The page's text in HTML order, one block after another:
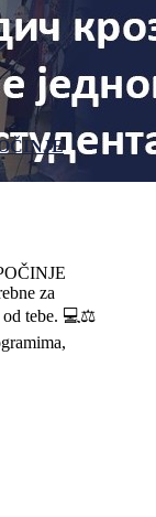
za
od tebe. 💻⚖️